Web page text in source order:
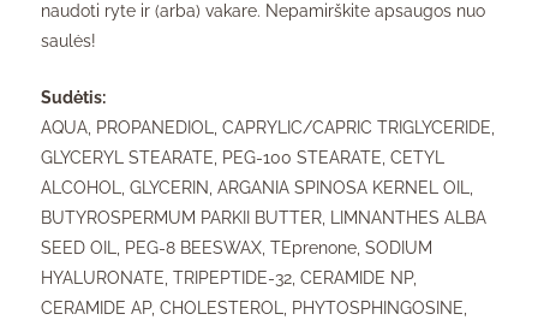
naudoti ryte ir (arba) vakare. Nepamirškite apsaugos nuo
saulės!
Sudėtis:
AQUA, PROPANEDIOL, CAPRYLIC/CAPRIC TRIGLYCERIDE,
GLYCERYL STEARATE, PEG-100 STEARATE, CETYL
ALCOHOL, GLYCERIN, ARGANIA SPINOSA KERNEL OIL,
BUTYROSPERMUM PARKII BUTTER, LIMNANTHES ALBA
SEED OIL, PEG-8 BEESWAX, TEprenone, SODIUM
HYALURONATE, TRIPEPTIDE-32, CERAMIDE NP,
CERAMIDE AP, CHOLESTEROL, PHYTOSPHINGOSINE,